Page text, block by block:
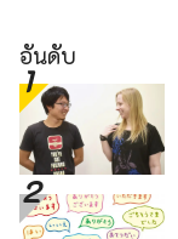
อันดับ